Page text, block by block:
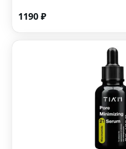
1190 ₽